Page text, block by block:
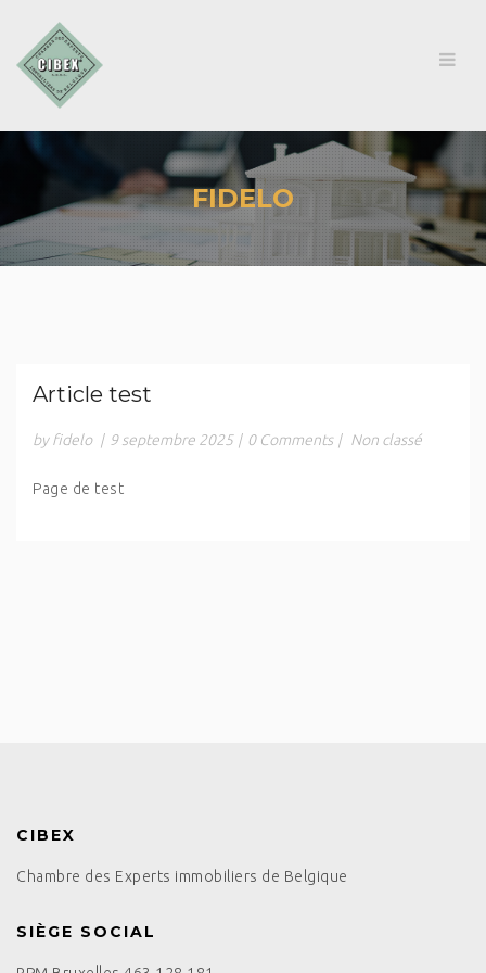
FIDELO
Article test
by fidelo | 9 septembre 2025 | 0 Comments | Non classé
Page de test
CIBEX
Chambre des Experts immobiliers de Belgique
SIÈGE SOCIAL